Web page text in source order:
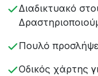
Διαδικτυακό
Πουλό
Οδικός χάρτης